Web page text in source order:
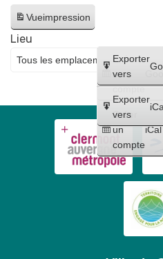
Vueimpression
Créer
un
compte
Créer
un
compte
iCal
Exporter
vers
Exporter
vers
Lieu